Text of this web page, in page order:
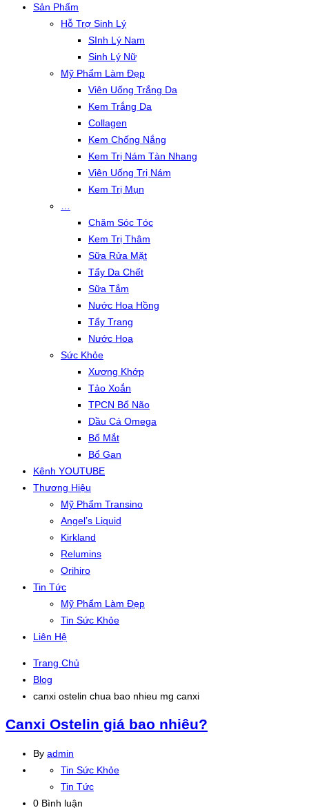
Sản Phẩm
Hỗ Trợ Sinh Lý
SInh Lý Nam
Sinh Lý Nữ
Mỹ Phẩm Làm Đẹp
Viên Uống Trắng Da
Kem Trắng Da
Collagen
Kem Chống Nắng
Kem Trị Nám Tàn Nhang
Viên Uống Trị Nám
Kem Trị Mụn
Chăm Sóc Tóc
Kem Trị Thâm
Sữa Rửa Mặt
Tẩy Da Chết
Sữa Tắm
Nước Hoa Hồng
Tẩy Trang
Nước Hoa
Sức Khỏe
Xương Khớp
Tảo Xoắn
TPCN Bổ Não
Dầu Cá Omega
Bổ Mắt
Bổ Gan
Kênh YOUTUBE
Thương Hiệu
Mỹ Phẩm Transino
Angel’s Liquid
Kirkland
Relumins
Orihiro
Tin Tức
Mỹ Phẩm Làm Đẹp
Tin Sức Khỏe
Liên Hệ
Trang Chủ
Blog
canxi ostelin chua bao nhieu mg canxi
Canxi Ostelin giá bao nhiêu?
By admin
Tin Sức Khỏe
Tin Tức
0 Bình luận